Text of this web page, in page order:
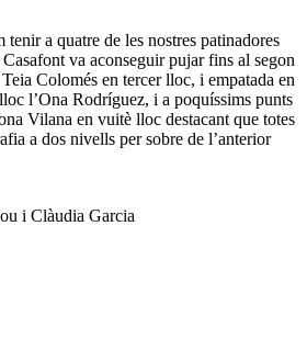
a quatre de les nostres patinadores
va aconseguir pujar fins al segon
Colomés en tercer lloc, i empatada en
l’Ona Rodríguez, i a poquíssims punts
Vilana en vuitè lloc destacant que totes
a dos nivells per sobre de l’anterior
i Clàudia Garcia